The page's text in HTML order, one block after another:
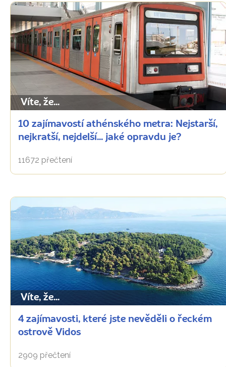
Víte, že...
10 zajímavostí athénského metra: Nejstarší,
nejkratší, nejdelší... jaké opravdu je?
11672 přečtení
Víte, že...
4 zajímavosti, které jste nevěděli o řeckém
ostrově Vidos
2909 přečtení